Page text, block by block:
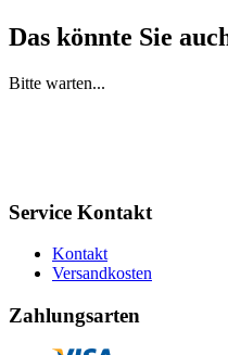
Das könnte Sie
Bitte warten...
Service Kontakt
Kontakt
Versandkosten
Zahlungsarten